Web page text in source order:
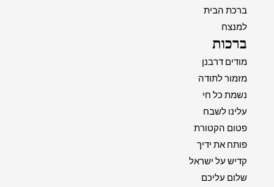
ברכת הבית
למנצח
ברכות
מודים דרבנן
מזמור לתודה
נשמת כל חי
עלינו לשבח
פטום הקטורת
פותח את ידיך
קדיש על ישראל
שלום עליכם